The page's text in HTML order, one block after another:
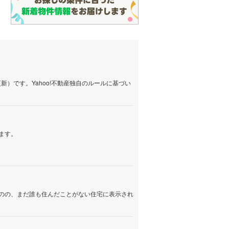
）です。Yahoo!不動産独自のルールに基づい
。
の、まだ誰も住んだことがない住宅に表示され